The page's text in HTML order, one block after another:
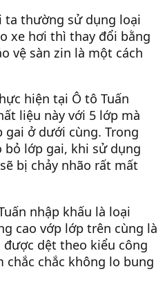
ta thường sử dụng loại
xe hơi thì thay đổi bằng
vệ sàn zin là một cách
hiện tại Ô tô Tuấn
liệu này với 5 lớp mà
ở dưới cùng. Trong
bỏ lớp gai, khi sử dụng
bị chảy nhão rất mất
nhập khấu là loại
cao vớp lớp trên cùng là
dệt theo kiểu công
chắc không lo bung